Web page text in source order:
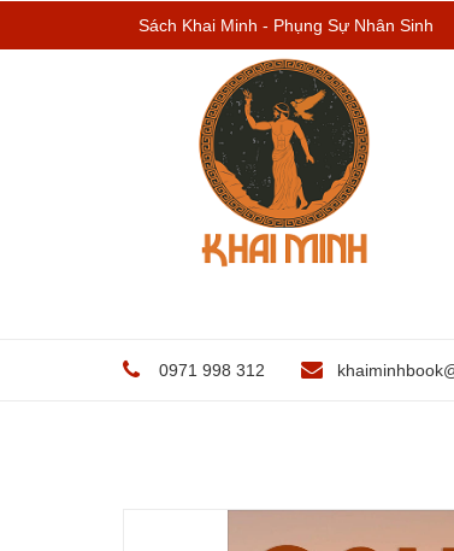
Sách Khai Minh - Phụng Sự Nhân Sinh
0971 998 312